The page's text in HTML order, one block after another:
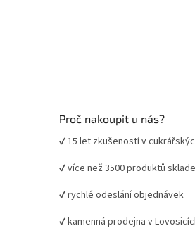
Proč nakoupit u nás?
✔ 15 let zkušeností v
✔ více než 3500 produktů
✔ rychlé odeslání objednávek
✔ kamenná prodejna v